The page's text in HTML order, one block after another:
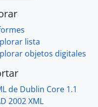
lista
objetos digitales
de Dublin Core 1.1
2002 XML